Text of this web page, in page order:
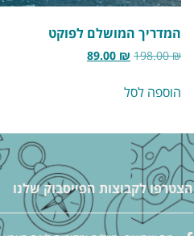
המדריך המושלם לפוקט
198.00₪
89.00 ₪
הוספה לסל
הצטרפו לקבוצות הפייסבוק שלנו